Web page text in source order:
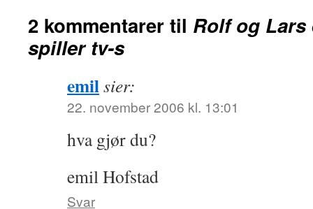
2 kommentarer til Rolf og Lars
spiller tv-s
emilsier:
22. november 2006 kl. 13:01
hva gjør du?
emil Hofstad
Svar